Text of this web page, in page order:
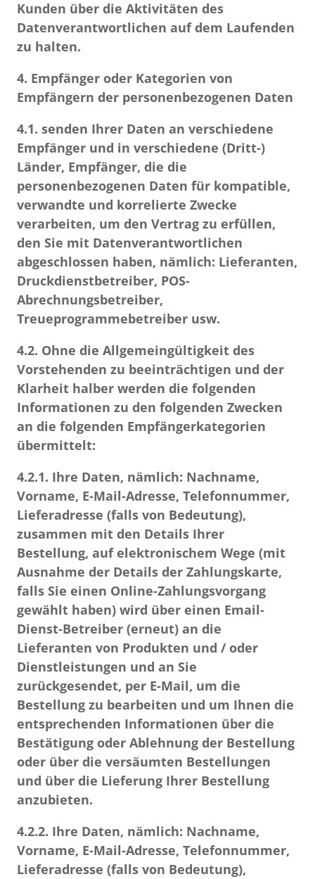
Kunden über die Aktivitäten des
Datenverantwortlichen auf dem Laufenden
zu halten.
4. Empfänger oder Kategorien von
Empfängern der personenbezogenen Daten
4.1. senden Ihrer Daten an verschiedene
Empfänger und in verschiedene (Dritt-)
Länder, Empfänger, die die
personenbezogenen Daten für kompatible,
verwandte und korrelierte Zwecke
verarbeiten, um den Vertrag zu erfüllen,
den Sie mit Datenverantwortlichen
abgeschlossen haben, nämlich: Lieferanten,
Druckdienstbetreiber, POS-
Abrechnungsbetreiber,
Treueprogrammebetreiber usw.
4.2. Ohne die Allgemeingültigkeit des
Vorstehenden zu beeinträchtigen und der
Klarheit halber werden die folgenden
Informationen zu den folgenden Zwecken
an die folgenden Empfängerkategorien
übermittelt:
4.2.1. Ihre Daten, nämlich: Nachname,
Vorname, E-Mail-Adresse, Telefonnummer,
Lieferadresse (falls von Bedeutung),
zusammen mit den Details Ihrer
Bestellung, auf elektronischem Wege (mit
Ausnahme der Details der Zahlungskarte,
falls Sie einen Online-Zahlungsvorgang
gewählt haben) wird über einen Email-
Dienst-Betreiber (erneut) an die
Lieferanten von Produkten und / oder
Dienstleistungen und an Sie
zurückgesendet, per E-Mail, um die
Bestellung zu bearbeiten und um Ihnen die
entsprechenden Informationen über die
Bestätigung oder Ablehnung der Bestellung
oder über die versäumten Bestellungen
und über die Lieferung Ihrer Bestellung
anzubieten.
4.2.2. Ihre Daten, nämlich: Nachname,
Vorname, E-Mail-Adresse, Telefonnummer,
Lieferadresse (falls von Bedeutung),